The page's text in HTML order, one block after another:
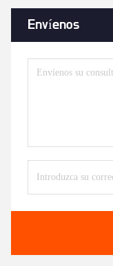
Envíenos